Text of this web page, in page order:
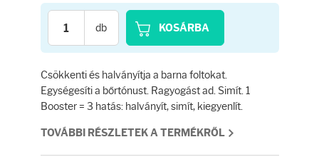
db KOSÁRBA
Csökkenti és halványítja a barna foltokat.
Egységesíti a bőrtónust. Ragyogást ad. Simít. 1
Booster = 3 hatás: halványít, simít, kiegyenlít.
TOVÁBBI RÉSZLETEK A TERMÉKRŐL
Tisztálkodók
Egészség